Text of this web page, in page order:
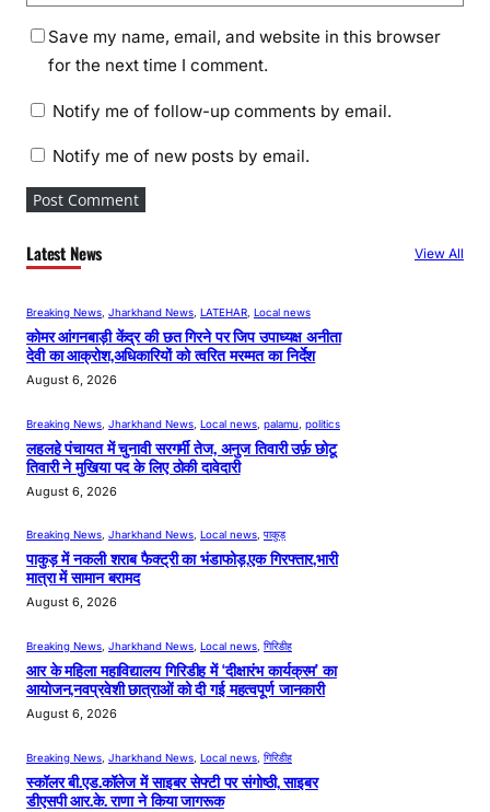
Save my name, email, and website in this browser
for the next time I comment.
Notify me of follow-up comments by email.
Notify me of new posts by email.
Latest News View All
Breaking News Jharkhand News LATEHAR Local news
कोमर आंगनबाड़ी केंद्र की छत गिरने पर जिप उपाध्यक्ष अनीता
देवी का आक्रोश,अधिकारियों को त्वरित मरम्मत का निर्देश
August 6, 2026
Breaking News Jharkhand News Local news palamu politics
लहलहे पंचायत में चुनावी सरगर्मी तेज, अनुज तिवारी उर्फ़ छोटू
तिवारी ने मुखिया पद के लिए ठोकी दावेदारी
August 6, 2026
Breaking News, Jharkhand News, Local news, पाकुड़
पाकुड़ में नकली शराब फैक्ट्री का भंडाफोड़,एक गिरफ्तार,भारी
मात्रा में सामान बरामद
August 6, 2026
Breaking News Jharkhand News Local news गिरिडीह
आर के महिला महाविद्यालय गिरिडीह में ‘दीक्षारंभ कार्यक्रम’ का
आयोजन,नवप्रवेशी छात्राओं को दी गई महत्वपूर्ण जानकारी
August 6, 2026
Breaking News Jharkhand News Local news गिरिडीह
स्कॉलर बी.एड.कॉलेज में साइबर सेफ्टी पर संगोष्ठी, साइबर
डीएसपी आर.के. राणा ने किया जागरूक